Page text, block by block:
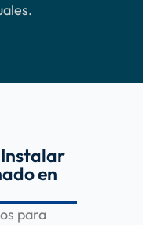
Instalar
en
para